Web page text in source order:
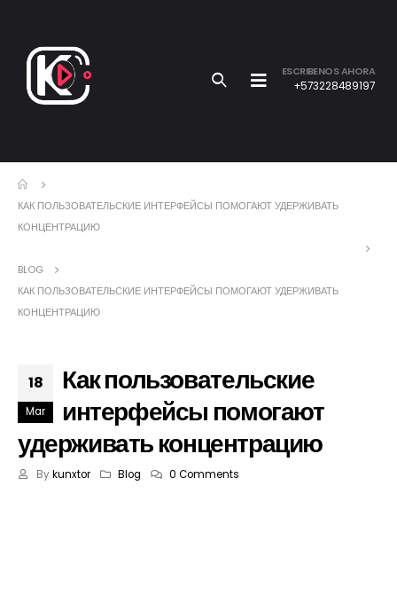
ESCRIBENOS AHORA
+573228489197
КАК ПОЛЬЗОВАТЕЛЬСКИЕ ИНТЕРФЕЙСЫ ПОМОГАЮТ УДЕРЖИВАТЬ
КОНЦЕНТРАЦИЮ
BLOG
КАК ПОЛЬЗОВАТЕЛЬСКИЕ ИНТЕРФЕЙСЫ ПОМОГАЮТ УДЕРЖИВАТЬ
КОНЦЕНТРАЦИЮ
18
Mar
Как пользовательские
интерфейсы помогают
удерживать концентрацию
Bykunxtor Blog 0 Comments